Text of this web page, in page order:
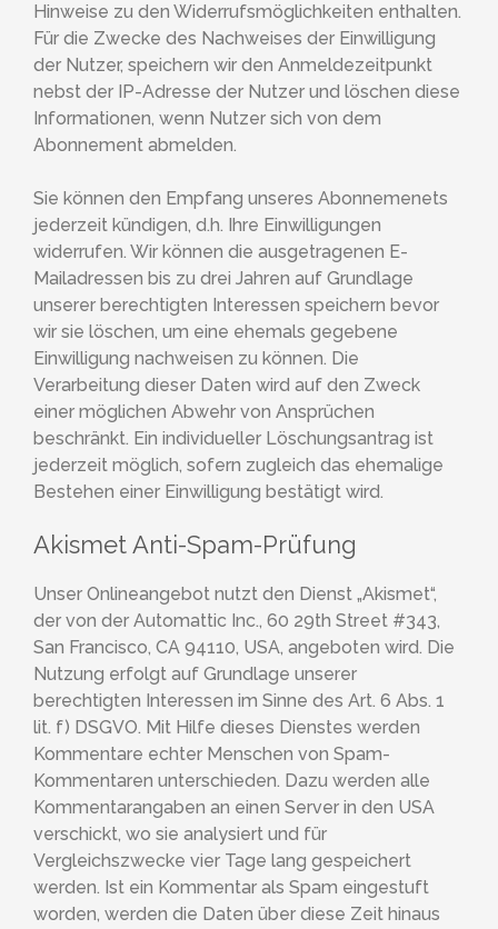
Hinweise zu den Widerrufsmöglichkeiten enthalten.
Für die Zwecke des Nachweises der Einwilligung
der Nutzer, speichern wir den Anmeldezeitpunkt
nebst der IP-Adresse der Nutzer und löschen diese
Informationen, wenn Nutzer sich von dem
Abonnement abmelden.
Sie können den Empfang unseres Abonnemenets
jederzeit kündigen, d.h. Ihre Einwilligungen
widerrufen. Wir können die ausgetragenen E-
Mailadressen bis zu drei Jahren auf Grundlage
unserer berechtigten Interessen speichern bevor
wir sie löschen, um eine ehemals gegebene
Einwilligung nachweisen zu können. Die
Verarbeitung dieser Daten wird auf den Zweck
einer möglichen Abwehr von Ansprüchen
beschränkt. Ein individueller Löschungsantrag ist
jederzeit möglich, sofern zugleich das ehemalige
Bestehen einer Einwilligung bestätigt wird.
Akismet Anti-Spam-Prüfung
Unser Onlineangebot nutzt den Dienst „Akismet“,
der von der Automattic Inc., 60 29th Street #343,
San Francisco, CA 94110, USA, angeboten wird. Die
Nutzung erfolgt auf Grundlage unserer
berechtigten Interessen im Sinne des Art. 6 Abs. 1
lit. f) DSGVO. Mit Hilfe dieses Dienstes werden
Kommentare echter Menschen von Spam-
Kommentaren unterschieden. Dazu werden alle
Kommentarangaben an einen Server in den USA
verschickt, wo sie analysiert und für
Vergleichszwecke vier Tage lang gespeichert
werden. Ist ein Kommentar als Spam eingestuft
worden, werden die Daten über diese Zeit hinaus